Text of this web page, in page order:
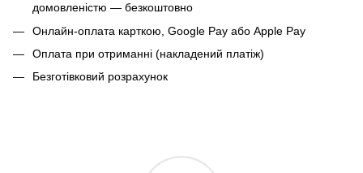
домовленістю — безкоштовно
Онлайн-оплата карткою, Google Pay або Apple Pay
Оплата при отриманні (накладений платіж)
Безготівковий розрахунок